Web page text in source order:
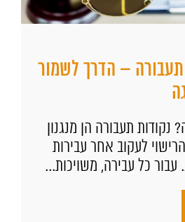
– הדרך לשמור
נקודות תעבורה הן מנגנון
לעקוב אחר עבירות
כל עבירה, משויכות...